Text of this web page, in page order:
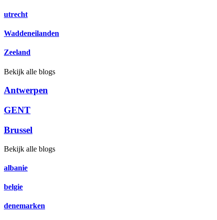
utrecht
Waddeneilanden
Zeeland
Bekijk alle blogs
Antwerpen
GENT
Brussel
Bekijk alle blogs
albanie
belgie
denemarken